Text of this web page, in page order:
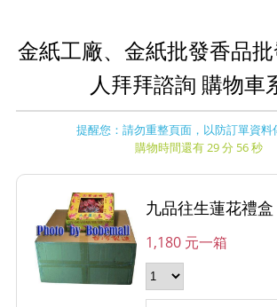
金紙工廠、金紙批發香品
人拜拜諮詢 購物車
提醒您：請勿重整頁面，以防訂單資料
購物時間還有 29 分 56 秒
九品往生蓮花禮盒
1,180 元一箱